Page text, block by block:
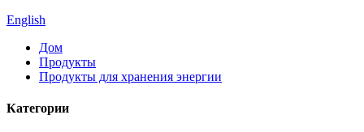
English
Дом
Продукты
Продукты для хранения энергии
Категории